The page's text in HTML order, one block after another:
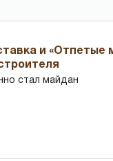
и «Отпетые
стал майдан